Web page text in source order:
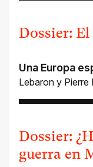
Dossier:
Una Europa
Lebaron y Pierre
Dossier:
guerra en